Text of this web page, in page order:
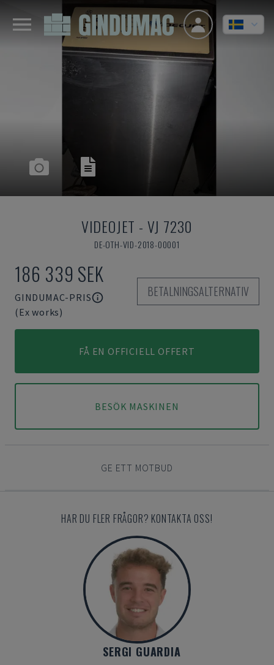
VIDEOJET - VJ 7230
DE-OTH-VID-2018-00001
186 339 SEK
GINDUMAC-PRIS
(Ex works)
BETALNINGSALTERNATIV
FÅ EN OFFICIELL OFFERT
BESÖK MASKINEN
GE ETT MOTBUD
HAR DU FLER FRÅGOR? KONTAKTA OSS!
SERGI GUARDIA